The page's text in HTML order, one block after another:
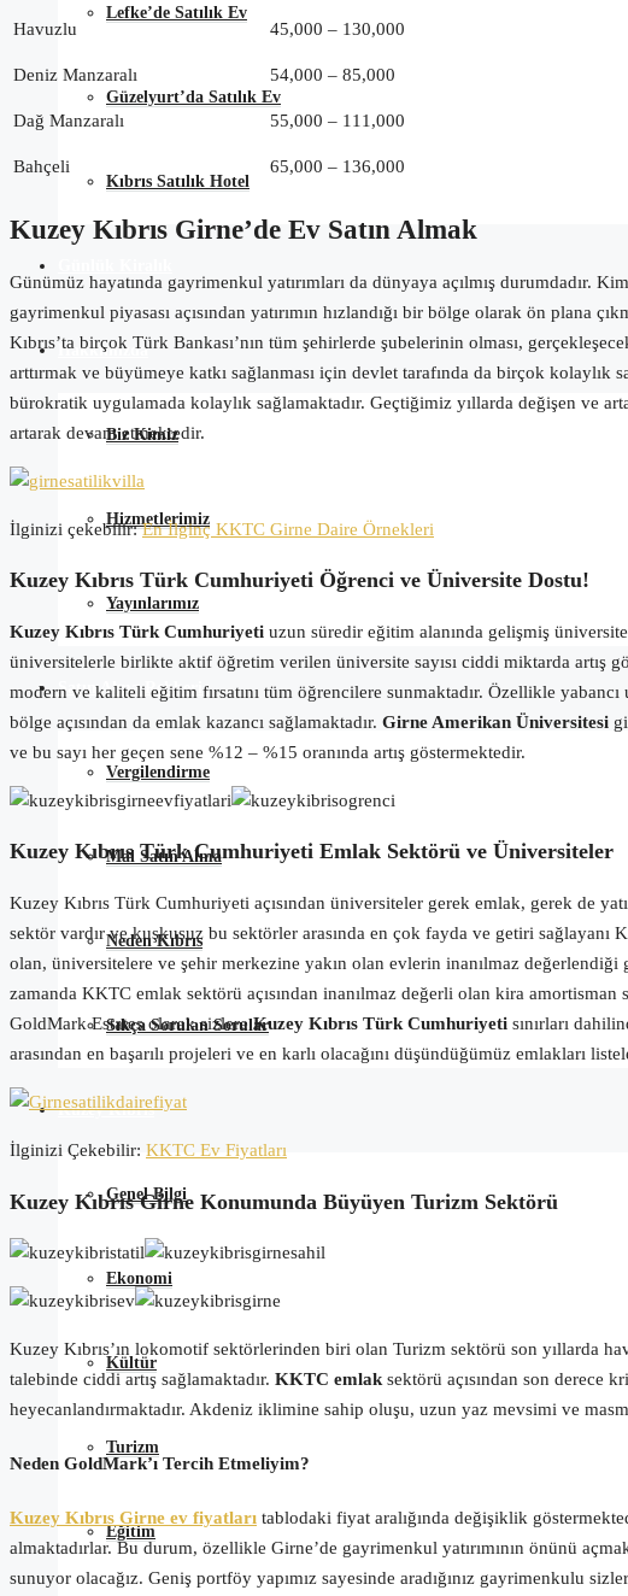
Lefke’de Satılık Ev
Güzelyurt’da Satılık Ev
Kıbrıs Satılık Hotel
Hakkımızda
Biz Kimiz
Hizmetlerimiz
Yayınlarımız
Satın Alma Rehberi
Vergilendirme
Mal Satın Alma
Neden Kıbrıs
Sıkça Sorulan Sorular
Kuzey Kıbrıs
Genel Bilgi
Ekonomi
Kültür
Turizm
Eğitim
Havuzlu 45,000 – 130,000
Deniz Manzaralı 54,000 – 85,000
Dağ Manzaralı 55,000 – 111,000
Bahçeli 65,000 – 136,000
Kuzey Kıbrıs Girne’de Ev Satın Almak
Günümüz hayatında gayrimenkul yatırımları da dünyaya açılmış durumdadır.
gayrimenkul piyasası açısından yatırımın hızlandığı bir bölge olarak ön plana
Kıbrıs’ta birçok Türk Bankası’nın tüm şehirlerde şubelerinin olması,
arttırmak ve büyümeye katkı sağlanması için devlet tarafında da birçok kolaylık
bürokratik uygulamada kolaylık sağlamaktadır. Geçtiğimiz yıllarda değişen ve
artarak devam etmektedir.
İlginizi çekebilir:En İlginç KKTC Girne Daire Örnekleri
Kuzey Kıbrıs Türk Cumhuriyeti Öğrenci ve Üniversite Dostu!
Kuzey Kıbrıs Türk Cumhuriyeti uzun süredir eğitim alanında gelişmiş
üniversitelerle birlikte aktif öğretim verilen üniversite sayısı ciddi miktarda artış
modern ve kaliteli eğitim fırsatını tüm öğrencilere sunmaktadır. Özellikle
bölge açısından da emlak kazancı sağlamaktadır. Girne Amerikan Üniversitesi
ve bu sayı her geçen sene %12 – %15 oranında artış göstermektedir.
Kuzey Kıbrıs Türk Cumhuriyeti Emlak Sektörü ve Üniversiteler
Kuzey Kıbrıs Türk Cumhuriyeti açısından üniversiteler gerek emlak, gerek de
sektör vardır ve kuşkusuz bu sektörler arasında en çok fayda ve getiri
olan, üniversitelere ve şehir merkezine yakın olan evlerin inanılmaz
zamanda KKTC emlak sektörü açısından inanılmaz değerli olan kira amortisman
GoldMark Estates olarak sizlereKuzey Kıbrıs Türk Cumhuriyeti sınırları
arasından en başarılı projeleri ve en karlı olacağını düşündüğümüz emlakları
İlginizi Çekebilir: KKTC Ev Fiyatları
Kuzey Kıbrıs Girne Konumunda Büyüyen Turizm Sektörü
Kuzey Kıbrıs’ın lokomotif sektörlerinden biri olan Turizm sektörü son yıllarda
talebinde ciddi artış sağlamaktadır. KKTC emlak sektörü açısından son derece
heyecanlandırmaktadır. Akdeniz iklimine sahip oluşu, uzun yaz mevsimi ve
Neden GoldMark’ı Tercih Etmeliyim?
Kuzey Kıbrıs Girne ev fiyatları tablodaki fiyat aralığında değişiklik
almaktadırlar. Bu durum, özellikle Girne’de gayrimenkul yatırımının önünü
sunuyor olacağız. Geniş portföy yapımız sayesinde aradığınız gayrimenkulu